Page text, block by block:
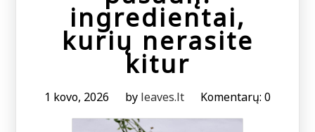
ingredientai,
kurių nerasite
kitur
1 kovo, 2026 by leaves.lt Komentarų: 0